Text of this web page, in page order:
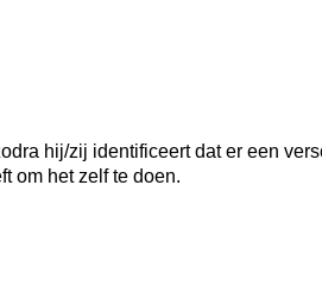
hij/zij identificeert dat er een
om het zelf te doen.